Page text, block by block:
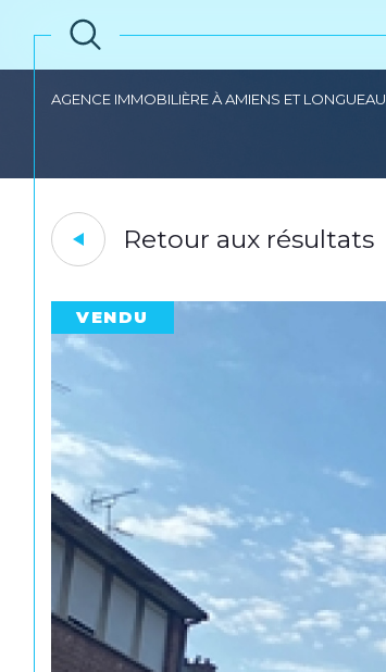
AGENCE IMMOBILIÈRE À AMIENS ET LONGUEAU
Retour aux résultats
VENDU